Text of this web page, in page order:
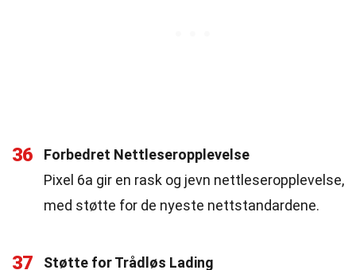
36
Forbedret Nettleseropplevelse
Pixel 6a gir en rask og jevn nettleseropplevelse,
med støtte for de nyeste nettstandardene.
37
Støtte for Trådløs Lading